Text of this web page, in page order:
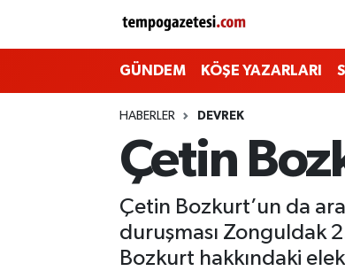
GÜNDEM KÖŞE YAZARLARI
HABERLER DEVREK
Çetin
Çetin Bozkurt’un da
duruşması Zonguldak
Bozkurt hakkındaki
Gökçebey
Zonguldak Nöbetçi Eczaneler
Zonguldak Hava Durumu
Zonguldak Namaz Vakitleri
Zonguldak Trafik Yoğunluk Haritası
Süper Lig Puan Durumu ve Fikstür